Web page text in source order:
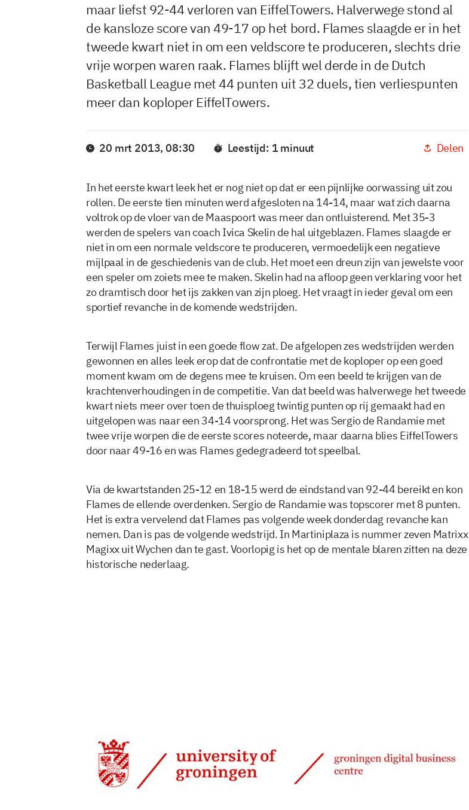
maar liefst 92-44 verloren van EiffelTowers. Halverwege stond al
de kansloze score van 49-17 op het bord. Flames slaagde er in het
tweede kwart niet in om een veldscore te produceren, slechts drie
vrije worpen waren raak. Flames blijft wel derde in de Dutch
Basketball League met 44 punten uit 32 duels, tien verliespunten
meer dan koploper EiffelTowers.
20 mrt 2013, 08:30 Leestijd: 1 minuut Delen
In het eerste kwart leek het er nog niet op dat er een pijnlijke oorwassing uit zou
rollen. De eerste tien minuten werd afgesloten na 14-14, maar wat zich daarna
voltrok op de vloer van de Maaspoort was meer dan ontluisterend. Met 35-3
werden de spelers van coach Ivica Skelin de hal uitgeblazen. Flames slaagde er
niet in om een normale veldscore te produceren, vermoedelijk een negatieve
mijlpaal in de geschiedenis van de club. Het moet een dreun zijn van jewelste voor
een speler om zoiets mee te maken. Skelin had na afloop geen verklaring voor het
zo dramtisch door het ijs zakken van zijn ploeg. Het vraagt in ieder geval om een
sportief revanche in de komende wedstrijden.
Terwijl Flames juist in een goede flow zat. De afgelopen zes wedstrijden werden
gewonnen en alles leek erop dat de confrontatie met de koploper op een goed
moment kwam om de degens mee te kruisen. Om een beeld te krijgen van de
krachtenverhoudingen in de competitie. Van dat beeld was halverwege het tweede
kwart niets meer over toen de thuisploeg twintig punten op rij gemaakt had en
uitgelopen was naar een 34-14 voorsprong. Het was Sergio de Randamie met
twee vrije worpen die de eerste scores noteerde, maar daarna blies EiffelTowers
door naar 49-16 en was Flames gedegradeerd tot speelbal.
Via de kwartstanden 25-12 en 18-15 werd de eindstand van 92-44 bereikt en kon
Flames de ellende overdenken. Sergio de Randamie was topscorer met 8 punten.
Het is extra vervelend dat Flames pas volgende week donderdag revanche kan
nemen. Dan is pas de volgende wedstrijd. In Martiniplaza is nummer zeven Matrixx
Magixx uit Wychen dan te gast. Voorlopig is het op de mentale blaren zitten na deze
historische nederlaag.
20 mrt 2013, 08:30